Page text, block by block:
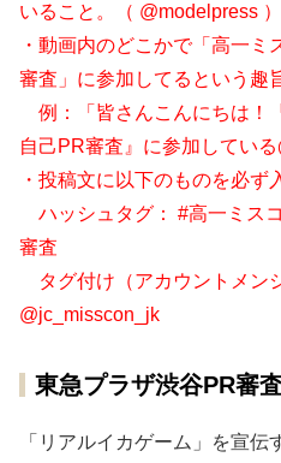
いること。（ @modelpress ）
・動画内のどこかで「高一
審査」に参加してるという趣
例：「皆さんこんにちは！
自己PR審査』に参加してい
・投稿文に以下のものを必ず
ハッシュタグ： #高一ミス
審査
タグ付け（アカウントメン
@jc_misscon_jk
東急プラザ渋谷PR審
「リアルイカゲーム」を宣